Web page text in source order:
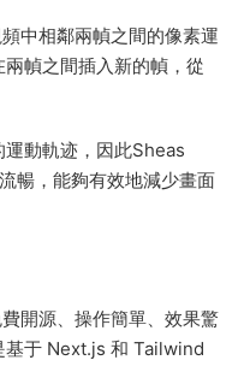
中相鄰兩幀之間的像素運
幀之間插入新的幀，從
動軌迹，因此Sheas
暢，能夠有效地減少畫面
開源、操作簡單、效果驚
基于 Next.js 和 Tailwind